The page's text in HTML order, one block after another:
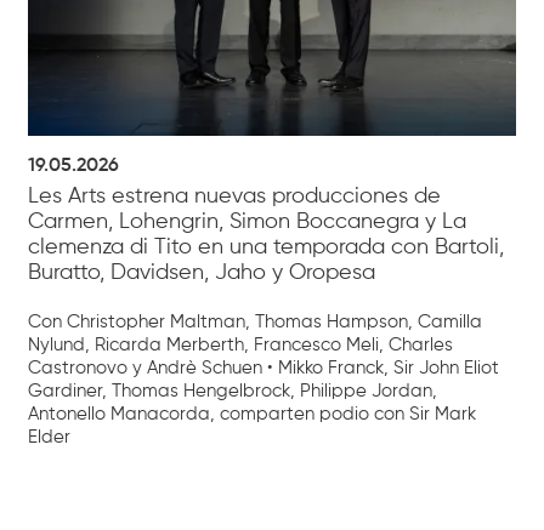
19.05.2026
Les Arts estrena nuevas producciones de
Carmen, Lohengrin, Simon Boccanegra y La
clemenza di Tito en una temporada con Bartoli,
Buratto, Davidsen, Jaho y Oropesa
Con Christopher Maltman, Thomas Hampson, Camilla
Nylund, Ricarda Merberth, Francesco Meli, Charles
Castronovo y Andrè Schuen • Mikko Franck, Sir John Eliot
Gardiner, Thomas Hengelbrock, Philippe Jordan,
Antonello Manacorda, comparten podio con Sir Mark
Elder